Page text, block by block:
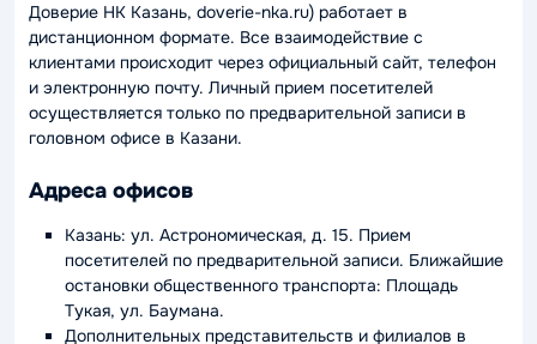
Доверие НК Казань, doverie-nka.ru) работает в
дистанционном формате. Все взаимодействие с
клиентами происходит через официальный сайт, телефон
и электронную почту. Личный прием посетителей
осуществляется только по предварительной записи в
головном офисе в Казани.
Адреса офисов
Казань: ул. Астрономическая, д. 15. Прием
посетителей по предварительной записи. Ближайшие
остановки общественного транспорта: Площадь
Тукая, ул. Баумана.
Дополнительных представительств и филиалов в